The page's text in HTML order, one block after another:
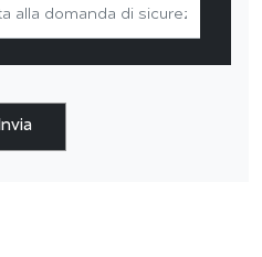
Invia